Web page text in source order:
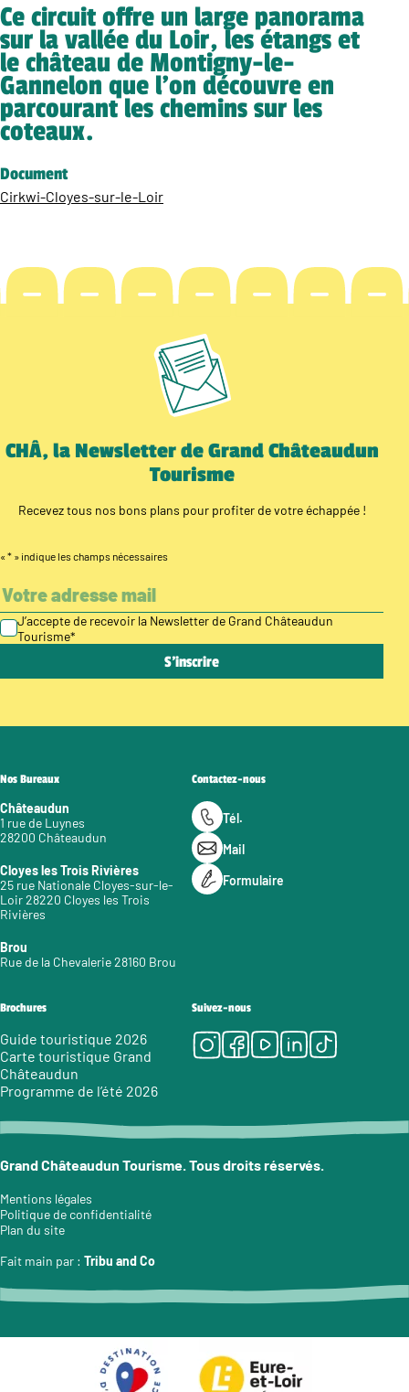
Ce circuit offre un large panorama
sur la vallée du Loir, les étangs et
le château de Montigny-le-
Gannelon que l’on découvre en
parcourant les chemins sur les
coteaux.
Document
Cirkwi-Cloyes-sur-le-Loir
CHÂ, la Newsletter de Grand Châteaudun
Tourisme
Recevez tous nos bons plans pour profiter de votre échappée !
« * » indique les champs nécessaires
J’accepte de recevoir la Newsletter de Grand Châteaudun
Tourisme*
Nos Bureaux
Châteaudun
1 rue de Luynes
28200 Châteaudun
Cloyes les Trois Rivières
25 rue Nationale Cloyes-sur-le-
Loir 28220 Cloyes les Trois
Rivières
Brou
Rue de la Chevalerie 28160 Brou
Contactez-nous
Tél.
Mail
Formulaire
Brochures
Guide touristique 2026
Carte touristique Grand
Châteaudun
Programme de l’été 2026
Suivez-nous
Instagram
Facebook
Youtube
LinkedIn
Tiktok
Grand Châteaudun Tourisme. Tous droits réservés.
Mentions légales
Politique de confidentialité
Plan du site
Fait main par : Tribu and Co